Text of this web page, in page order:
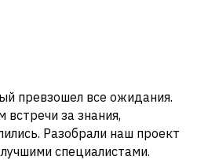
превзошел все ожидания.
встречи за знания,
Разобрали наш проект
специалистами.